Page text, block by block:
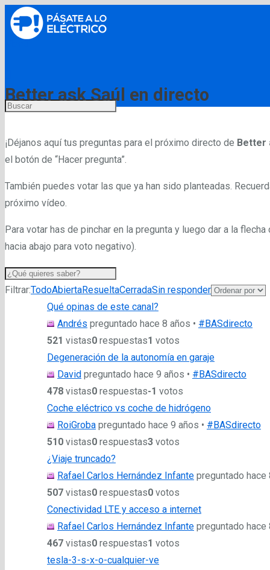
Better ask Saúl en directo
¡Déjanos aquí tus preguntas para el próximo directo de Better
el botón de “Hacer pregunta”.
También puedes votar las que ya han sido planteadas.
próximo vídeo.
Para votar has de pinchar en la pregunta y luego dar a la
hacia abajo para voto negativo).
Filtrar:TodoAbiertaResueltaCerradaSin responder
Qué opinas de este canal?
Andrés preguntado hace 8 años • #BASdirecto
521 vistas0 respuestas1 votos
Degeneración de la autonomía en garaje
David preguntado hace 9 años • #BASdirecto
478 vistas0 respuestas-1 votos
Coche eléctrico vs coche de hidrógeno
RoiGroba preguntado hace 9 años • #BASdirecto
510 vistas0 respuestas3 votos
¿Viaje truncado?
Rafael Carlos Hernández Infante preguntado hace
507 vistas0 respuestas0 votos
Conectividad LTE y acceso a internet
Rafael Carlos Hernández Infante preguntado hace
467 vistas0 respuestas1 votos
tesla-3-s-x-o-cualquier-ve